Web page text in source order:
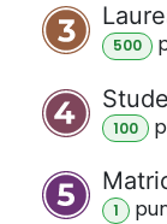
500
100
1